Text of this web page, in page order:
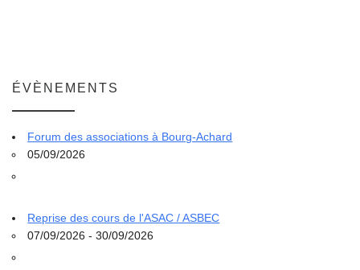
ÉVÈNEMENTS
Forum des associations à Bourg-Achard
05/09/2026
Reprise des cours de l'ASAC / ASBEC
07/09/2026 - 30/09/2026